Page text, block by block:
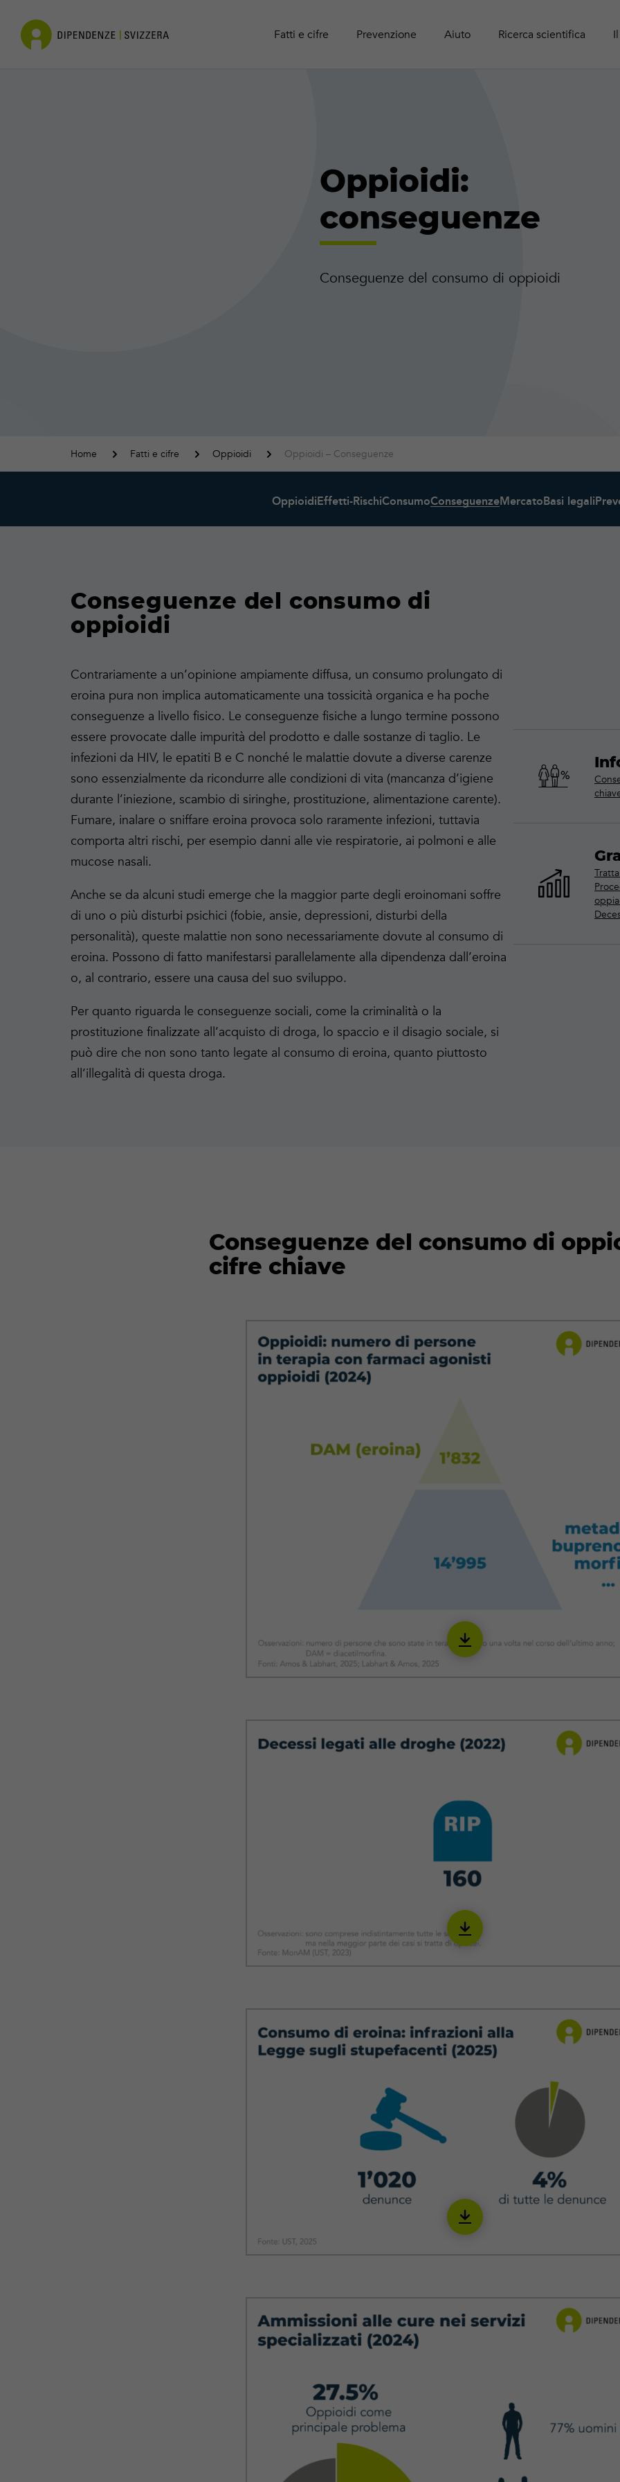
Fatti e cifre
Cocaina Attività online
Prevenzione
Aiuto Ricerca scientifica
Contatto
Oppioidi:
conseguenze
Conseguenze del consumo di oppioidi
Home Fatti e cifre Oppioidi Oppioidi – Conseguenze
OppioidiEffetti-RischiConsumoConseguenzeMercatoBasi legali
Conseguenze del consumo di
oppioidi
Contrariamente a un’opinione ampiamente diffusa, un consumo prolungato di
eroina pura non implica automaticamente una tossicità organica e ha poche
conseguenze a livello fisico. Le conseguenze fisiche a lungo termine possono
essere provocate dalle impurità del prodotto e dalle sostanze di taglio. Le
infezioni da HIV, le epatiti B e C nonché le malattie dovute a diverse carenze
sono essenzialmente da ricondurre alle condizioni di vita (mancanza d’igiene
durante l’iniezione, scambio di siringhe, prostituzione, alimentazione carente).
Fumare, inalare o sniffare eroina provoca solo raramente infezioni, tuttavia
comporta altri rischi, per esempio danni alle vie respiratorie, ai polmoni e alle
mucose nasali.
Anche se da alcuni studi emerge che la maggior parte degli eroinomani soffre
di uno o più disturbi psichici (fobie, ansie, depressioni, disturbi della
personalità), queste malattie non sono necessariamente dovute al consumo di
eroina. Possono di fatto manifestarsi parallelamente alla dipendenza dall’eroina
o, al contrario, essere una causa del suo sviluppo.
Per quanto riguarda le conseguenze sociali, come la criminalità o la
prostituzione finalizzate all’acquisto di droga, lo spaccio e il disagio sociale, si
può dire che non sono tanto legate al consumo di eroina, quanto piuttosto
all’illegalità di questa droga.
Conseguenze del consumo di
cifre chiave
Download
IOPI03_it
Download
IOPI06_it
Download
IOPI05_it